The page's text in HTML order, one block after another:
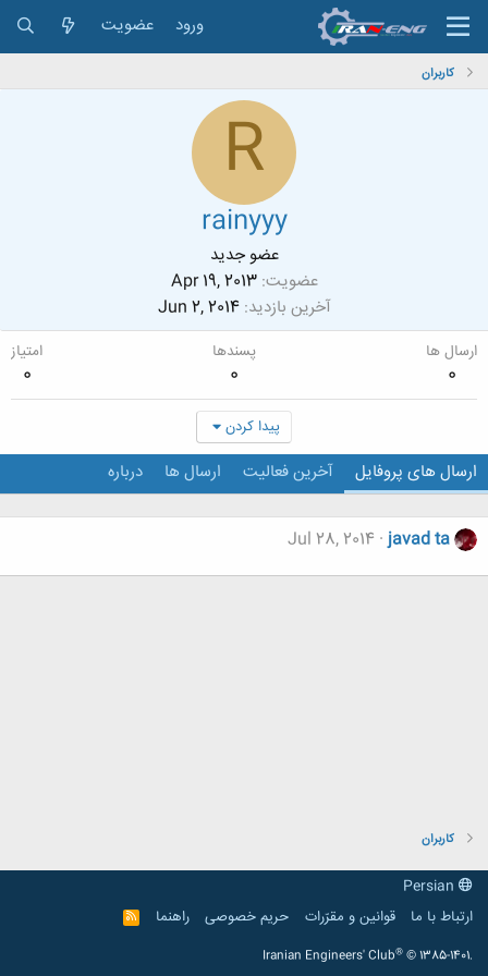
ورود عضویت
کاربران
R
rainyyy
عضو جدید
عضویت Apr 19, 2013
آخرین بازدید Jun 2, 2014
ارسال ها
0
پسندها
0
امتیاز
0
پیدا کردن
ارسال های پروفایل آخرین فعالیت ارسال ها درباره
javad ta
Jul 28, 2014
کاربران
ارتباط با ما
قوانین و مقرّرات حریم خصوصی راهنما
R
S
Iranian Engineers' Club® © 1385-1401.